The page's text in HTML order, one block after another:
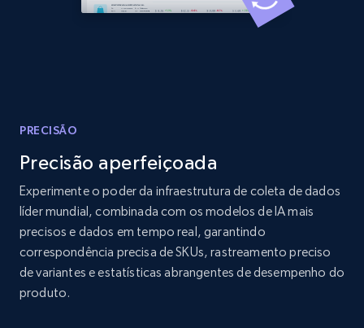
Amazon products global dataset - Collects
Amazon products global dataset - Collect
Amazon products by seller URL
Title, Seller name, Brand, Description, Initial
price, Currency, Availability, Reviews count, and
PRECISÃO
Precisão aperfeiçoada
Experimente o poder da infraestrutura de coleta de dados
líder mundial, combinada com os modelos de IA mais
precisos e dados em tempo real, garantindo
correspondência precisa de SKUs, rastreamento preciso
de variantes e estatísticas abrangentes de desempenho do
produto.